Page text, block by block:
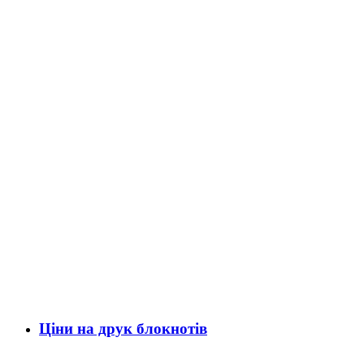
Ціни на друк блокнотів